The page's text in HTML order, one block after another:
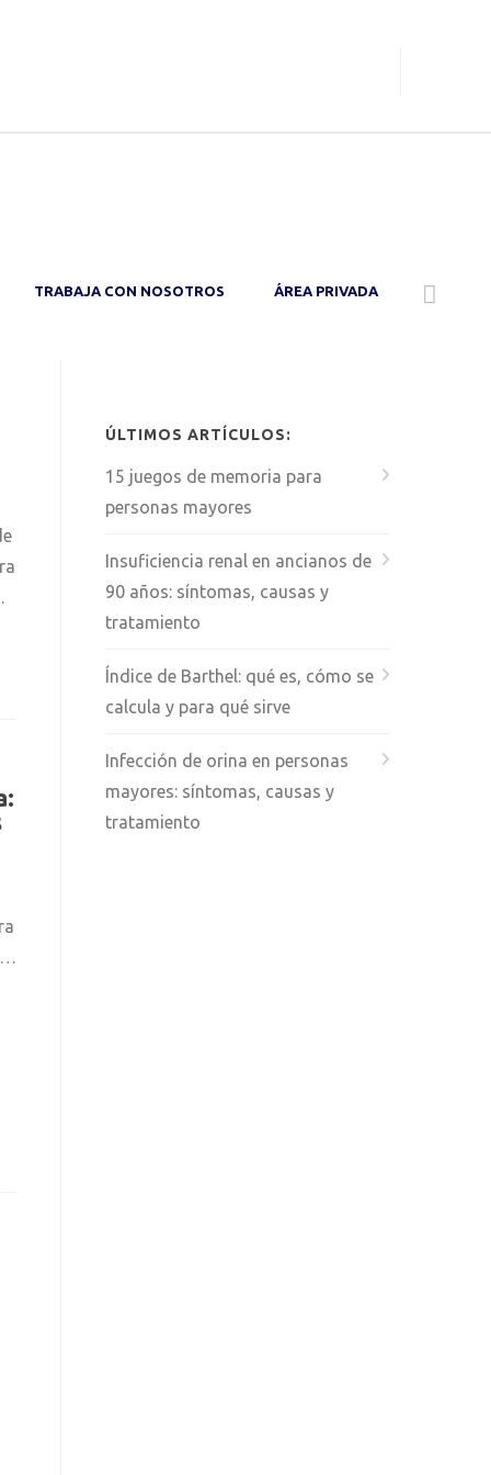
TRABAJA CON NOSOTROS ÁREA PRIVADA
ÚLTIMOS ARTÍCULOS:
15 juegos de memoria para
personas mayores
Insuficiencia renal en ancianos de
90 años: síntomas, causas y
tratamiento
Índice de Barthel: qué es, cómo se
calcula y para qué sirve
Infección de orina en personas
mayores: síntomas, causas y
tratamiento